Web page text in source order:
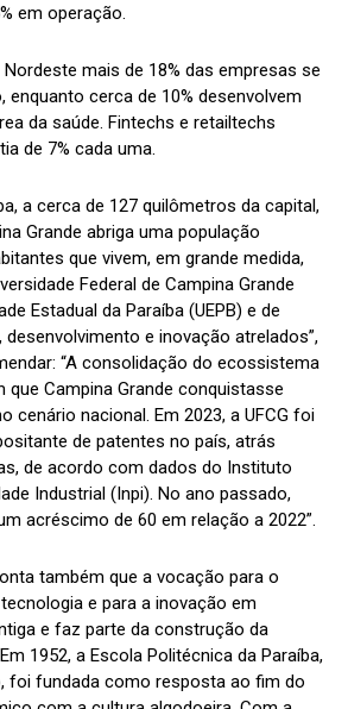
em operação.
mais de 18% das empresas se
enquanto cerca de 10% desenvolvem
da saúde. Fintechs e retailtechs
de 7% cada uma.
a cerca de 127 quilômetros da capital,
Grande abriga uma população
que vivem, em grande medida,
Federal de Campina Grande
Estadual da Paraíba (UEPB) e de
e inovação atrelados”,
“A consolidação do ecossistema
Campina Grande conquistasse
cenário nacional. Em 2023, a UFCG foi
de patentes no país, atrás
de acordo com dados do Instituto
Industrial (Inpi). No ano passado,
acréscimo de 60 em relação a 2022”.
também que a vocação para o
e para a inovação em
e faz parte da construção da
1952, a Escola Politécnica da Paraíba,
foi fundada como resposta ao fim do